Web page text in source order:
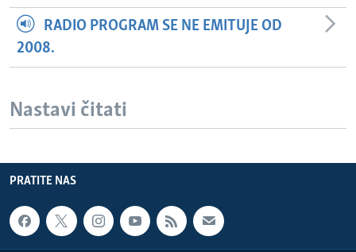
RADIO PROGRAM SE NE EMITUJE OD
2008.
Nastavi čitati
PRATITE NAS